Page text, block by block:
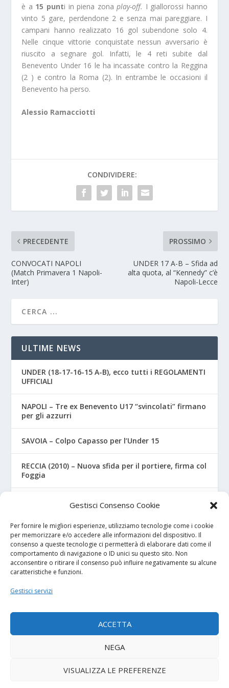
Gestisci Consenso Cookie
Per fornire le migliori esperienze, utilizziamo tecnologie come i cookie
per memorizzare e/o accedere alle informazioni del dispositivo. Il
consenso a queste tecnologie ci permetterà di elaborare dati come il
comportamento di navigazione o ID unici su questo sito. Non
acconsentire o ritirare il consenso può influire negativamente su alcune
caratteristiche e funzioni.
Gestisci servizi
ACCETTA
NEGA
VISUALIZZA LE PREFERENZE
è a 15 punti in piena zonaplay-off. I giallorossi hanno
vinto 5 gare, perdendone 2 e senza mai pareggiare. I
campani hanno realizzato 16 gol subendone solo 4.
Nelle cinque vittorie conquistate nessun avversario è
riuscito a segnare gol. Infatti, le 4 reti subite dal
Benevento Under 16 le ha incassate contro la Reggina
(2 ) e contro la Roma (2). In entrambe le occasioni il
Benevento ha perso.
Alessio Ramacciotti
CONDIVIDERE:
PRECEDENTE
CONVOCATI NAPOLI
(Match Primavera 1 Napoli-
Inter)
PROSSIMO
UNDER 17 A-B – Sfida ad
alta quota, al “Kennedy” c’è
Napoli-Lecce
ULTIME NEWS
UNDER (18-17-16-15 A-B), ecco tutti i REGOLAMENTI
UFFICIALI
NAPOLI – Tre ex Benevento U17 “svincolati” firmano
per gli azzurri
SAVOIA – Colpo Capasso per l’Under 15
RECCIA (2010) – Nuova sfida per il portiere, firma col
Foggia
RIZZO – Dalla “Fratelli Bandiera” al Crotone: la
favola di Christian
I NOSTRI SPONSOR
Calcio Panchina